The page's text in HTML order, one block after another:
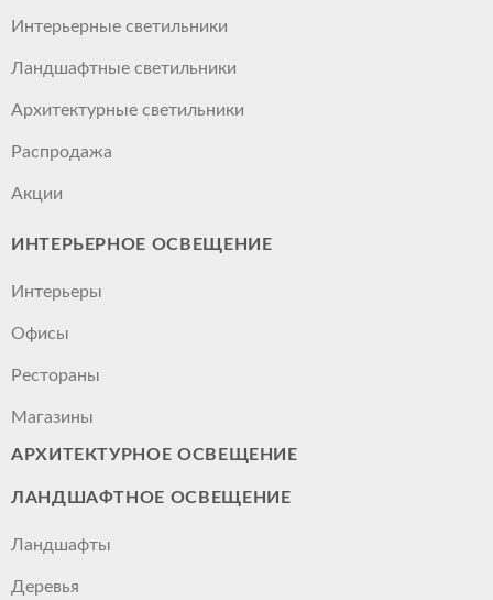
Интерьерные светильники
Ландшафтные светильники
Архитектурные светильники
Распродажа
Акции
ИНТЕРЬЕРНОЕ ОСВЕЩЕНИЕ
Интерьеры
Офисы
Рестораны
Магазины
АРХИТЕКТУРНОЕ ОСВЕЩЕНИЕ
ЛАНДШАФТНОЕ ОСВЕЩЕНИЕ
Ландшафты
Деревья